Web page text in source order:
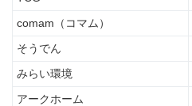
comam（コマム）
そうでん
みらい環境
アークホーム